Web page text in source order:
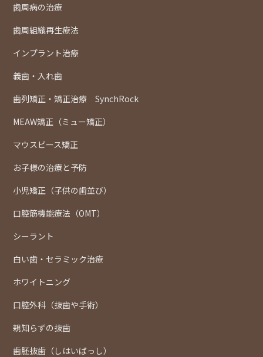
歯周病の治療
歯周組織再生療法
インプラント治療
義歯・入れ歯
歯列矯正・矯正治療 SynchRock
MEAW矯正（ミュー矯正）
マウスピース矯正
お子様の治療と予防
小児矯正（子供の歯並び）
口腔筋機能療法（OMT）
シーラント
白い歯・セラミック治療
ホワイトニング
口腔外科（抜歯や手術）
親知らずの抜歯
歯胚抜歯（しはいばっし）